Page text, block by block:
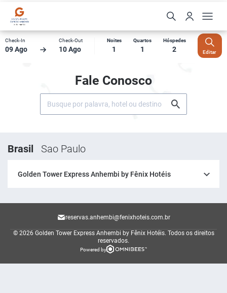
Check-In
09 Ago
Check-Out
10 Ago
Noites
1
Quartos
1
Hóspedes
2 Editar
Fale Conosco
Brasil Sao Paulo
Golden Tower Express Anhembi by Fênix Hotéis
reservas.anhembi@fenixhoteis.com.br
© 2026 Golden Tower Express Anhembi by Fênix Hotéis. Todos os direitos
reservados.
Powered by